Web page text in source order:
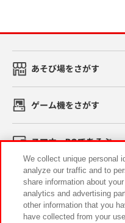
あそび場をさがす
ゲーム機をさがす
スマホ・PCであそぶ
イベント・キャンペーン
We collect unique personal
analyze our traffic and to
share information about
analytics and advertising
other information that you
have collected from your